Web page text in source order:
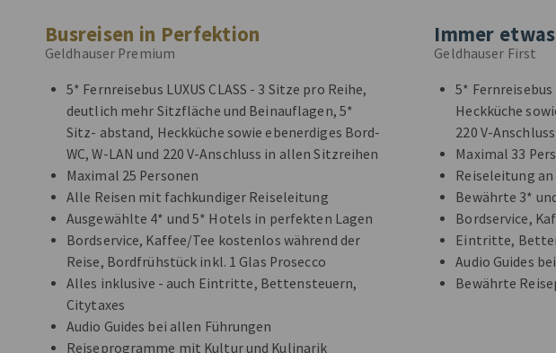
Busreisen in Perfektion
Geldhauser Premium
5* Fernreisebus LUXUS CLASS - 3 Sitze pro Reihe,
deutlich mehr Sitzfläche und Beinauflagen, 5*
Sitz- abstand, Heckküche sowie ebenerdiges Bord-
WC, W-LAN und 220 V-Anschluss in allen Sitzreihen
Maximal 25 Personen
Alle Reisen mit fachkundiger Reiseleitung
Ausgewählte 4* und 5* Hotels in perfekten Lagen
Bordservice, Kaffee/Tee kostenlos während der
Reise, Bordfrühstück inkl. 1 Glas Prosecco
Alles inklusive - auch Eintritte, Bettensteuern,
Citytaxes
Audio Guides bei allen Führungen
Reiseprogramme mit Kultur und Kulinarik
Immer
Geldhauser First
5* Fernreisebus
Heckküche
220 V-
Maximal 33
Reiseleitung
Bewährte 3*
Bordservice,
Eintritte,
Audio Guides
Bewährte